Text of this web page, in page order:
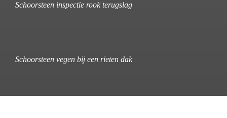
Schoorsteen inspectie rook terugslag
Schoorsteen vegen bij een rieten dak